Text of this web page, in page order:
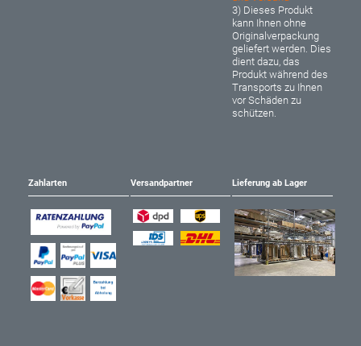
3) Dieses Produkt
kann Ihnen ohne
Originalverpackung
geliefert werden. Dies
dient dazu, das
Produkt während des
Transports zu Ihnen
vor Schäden zu
schützen.
Zahlarten Versandpartner Lieferung ab Lager